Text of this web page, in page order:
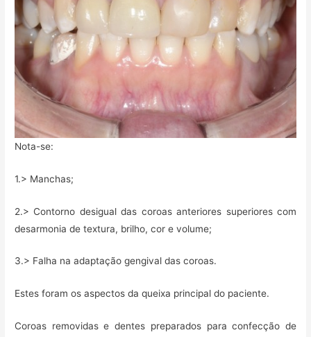
Nota-se:
1.> Manchas;
2.> Contorno desigual das coroas anteriores superiores com
desarmonia de textura, brilho, cor e volume;
3.> Falha na adaptação gengival das coroas.
Estes foram os aspectos da queixa principal do paciente.
Coroas removidas e dentes preparados para confecção de